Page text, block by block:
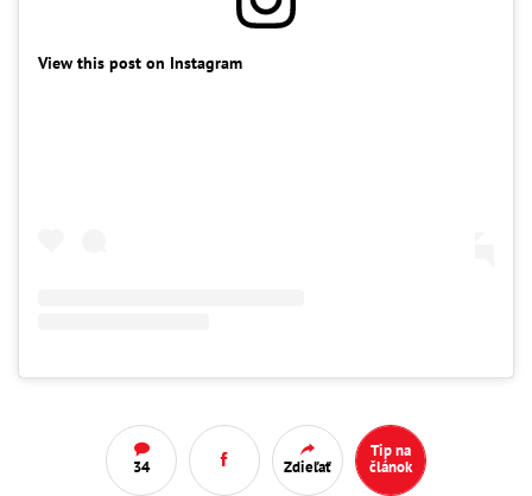
View this post on Instagram
34 Zdieľať
Tip na
článok